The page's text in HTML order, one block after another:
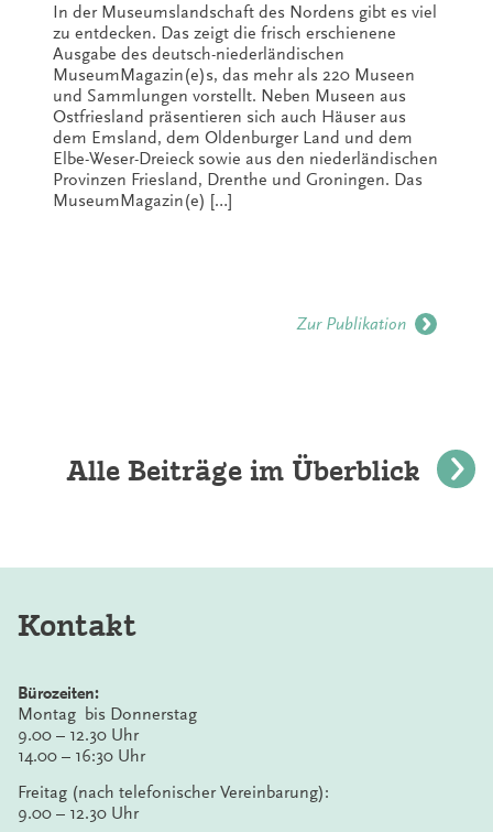
In der Museumslandschaft des Nordens gibt es viel
zu entdecken. Das zeigt die frisch erschienene
Ausgabe des deutsch-niederländischen
MuseumMagazin(e)s, das mehr als 220 Museen
und Sammlungen vorstellt. Neben Museen aus
Ostfriesland präsentieren sich auch Häuser aus
dem Emsland, dem Oldenburger Land und dem
Elbe-Weser-Dreieck sowie aus den niederländischen
Provinzen Friesland, Drenthe und Groningen. Das
MuseumMagazin(e) […]
Zur Publikation
Alle Beiträge im Überblick
Kontakt
Bürozeiten:
Montag bis Donnerstag
9.00 – 12.30 Uhr
14.00 – 16:30 Uhr
Freitag (nach telefonischer Vereinbarung):
9.00 – 12.30 Uhr